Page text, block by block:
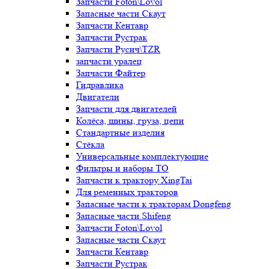
Запасные части Скаут
Запчасти Кентавр
Запчасти Рустрак
Запчасти Русич\TZR
запчасти уралец
Запчасти Файтер
Гидравлика
Двигатели
Запчасти для двигателей
Колёса, шины, груза, цепи
Стандартные изделия
Стёкла
Универсальные комплектующие
Фильтры и наборы ТО
Запчасти к трактору XingTai
Для ременных тракторов
Запасные части к тракторам Dongfeng
Запасные части Shifeng
Запчасти Foton\Lovol
Запасные части Скаут
Запчасти Кентавр
Запчасти Рустрак